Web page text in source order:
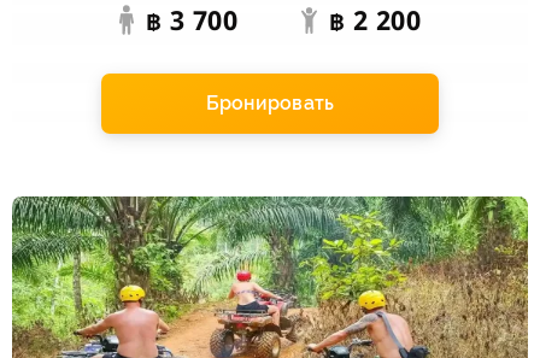
฿ 3 700 ฿ 2 200
Бронировать